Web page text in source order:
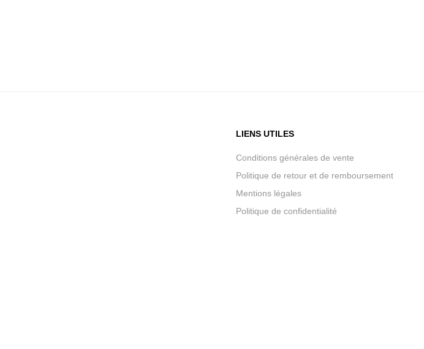
LIENS UTILES
Conditions générales de vente
Politique de retour et de remboursement
Mentions légales
Politique de confidentialité